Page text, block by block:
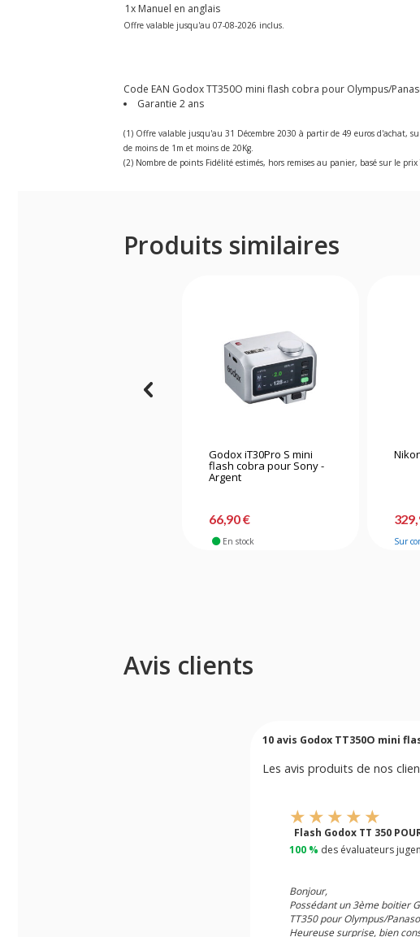
1x Manuel en anglais
Offre valable jusqu'au 07-08-2026 inclus.
Code EAN Godox TT350O mini flash cobra pour Olympus/
Garantie 2 ans
(1) Offre valable jusqu'au 31 Décembre 2030 à partir de 49 euros d'achat,
de moins de 1m et moins de 20Kg.
(2) Nombre de points Fidélité estimés, hors remises au panier, basé sur le
Produits similaires
Godox iT30Pro S mini
flash cobra pour Sony -
Argent
66,90 €
En stock Sur
Avis clients
10 avis Godox TT350O mini
Les avis produits de nos
Flash Godox TT 350
100 % des évaluateurs
Bonjour,
Possédant un 3ème boitier
TT350 pour Olympus/
Heureuse surprise, bien